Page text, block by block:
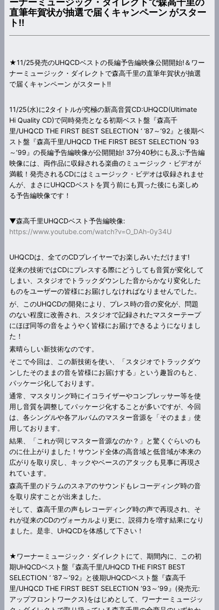
直筆年賀状が抽選で届くキャンペーン がスター
ト!!
★11/25発売のUHQCDベストの長編予告編映像公開開始!＆ワー
ナーミュージック・ダイレクトで森高千里の直筆年賀状が抽選
で届くキャンペーン がスタート!!
11/25(水)に2タイトルが究極の新高音質CD:UHQCD(Ultimate
Hi Quality CD)で同時発売となる初期ベスト盤『森高千
里/UHQCD THE FIRST BEST SELECTION ‘ ’87～’92』と後期ベ
スト盤『森高千里/UHQCD THE FIRST BEST SELECTION ’93
～’99』の長編予告編映像が公開開始! 37分40秒にも及ぶ予告編
映像には、両作品に収録される楽曲のミュージック・ビデオが
満載！発売されるCDにはミュージック・ビデオは収録されませ
んが、まさにUHQCDベストを買う前にも買った後にも楽しめ
る予告編映像です！
▼森高千里UHQCDベスト予告編映像:
https://www.youtube.com/watch?v=O_DAh-0y34U
UHQCDは、全てのCDプレイヤーでお楽しみいただけます!
従来の技術ではCDにプレスする際にどうしても音質が変化して
しまい、スタジオでトラックダウンした音からかなり変化した
ものをユーザーの皆様にお届けしなければなりませんでした。
が、このUHQCDの開発により、プレス時の音の変化が、問題
のない程度に改善され、スタジオで記録されたマスターテープ
にほぼ同等の音をようやく皆様にお届けできるようになりまし
た！
素晴らしい新技術なのです。
そこで今回は、この新技術を使い、「スタジオでトラックダウ
ンしたそのままの音を皆様にお届けする」という趣旨のもと、
パッケージ化しております。
通常、マスタリング時にイコライザーやコンプレッサー等を使
用し音質を調整してパッケージ化することが多いですが、今回
は、各シングルや各アルバムのマスター音源を「そのまま」使
用しております。
結果、「これが同じマスター音源なのか？」と驚くぐらいのも
のに仕上がりました！サウンド全体の高音域と低音域が本来の
広がりを取り戻し、キックやベースのアタックも見事に再現さ
れています。
森高千里のドラムのスネアのサウンドもレコーディング時の音
を取り戻すことが出来ました。
そして、森高千里の声もレコーディング時の声で再現され、そ
れが従来のCDのヴォーカルより更に、説得力を増す結果になり
ました。是非、UHQCDを体感して下さい！
★ワーナーミュージック・ダイレクトにて、期間内に、この初
期UHQCDベスト盤『森高千里/UHQCD THE FIRST BEST
SELECTION ‘ ’87～’92』と後期UHQCDベスト盤『森高千
里/UHQCD THE FIRST BEST SELECTION ’93～’99』(発売元:
アップフロントワークス)をはじめとして、ワーナーミュージッ